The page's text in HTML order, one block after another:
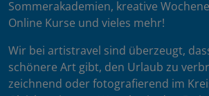
Sommerakademien, kreative
Online Kurse und vieles mehr!
Wir bei artistravel sind überzeugt,
schönere Art gibt, den Urlaub zu
zeichnend oder fotografierend im